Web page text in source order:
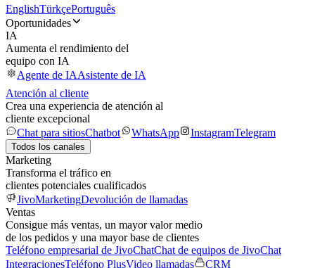
EnglishTürkçePortuguês
Oportunidades
IA
Aumenta el rendimiento del
equipo con IA
Agente de IAAsistente de IA
Atención al cliente
Crea una experiencia de atención al
cliente excepcional
Chat para sitiosChatbot WhatsApp InstagramTelegram
Todos los canales
Marketing
Transforma el tráfico en
clientes potenciales cualificados
JivoMarketingDevolución de llamadas
Ventas
Consigue más ventas, un mayor valor medio
de los pedidos y una mayor base de clientes
Teléfono empresarial de JivoChatChat de equipos de JivoChat
IntegracionesTeléfono PlusVideo llamadas
CRM